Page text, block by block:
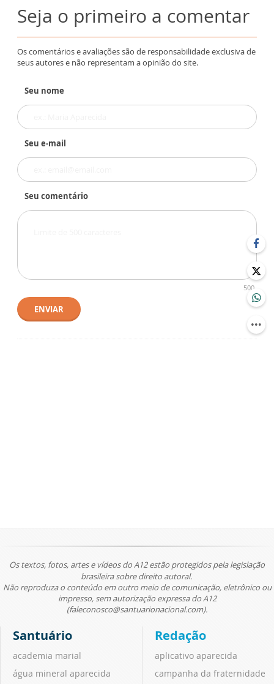
Seja o primeiro a comentar
Os comentários e avaliações são de responsabilidade exclusiva de
seus autores e não representam a opinião do site.
Seu nome
Seu e-mail
Seu comentário
500
ENVIAR
Os textos, fotos, artes e vídeos do A12 estão protegidos pela legislação
brasileira sobre direito autoral.
Não reproduza o conteúdo em outro meio de comunicação, eletrônico ou
impresso, sem autorização expressa do A12
(faleconosco@santuarionacional.com).
Santuário
academia marial
água mineral aparecida
Redação
aplicativo aparecida
campanha da fraternidade